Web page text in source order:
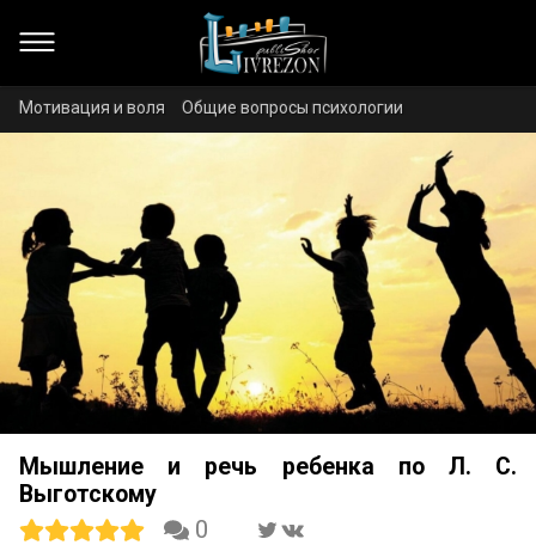
Мотивация и воля Общие вопросы психологии
Мышление и речь ребенка по Л. С.
Выготскому
0